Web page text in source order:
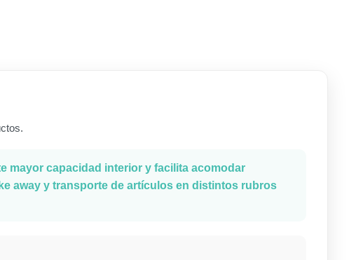
mayor capacidad interior y facilita acomodar
away y transporte de artículos en distintos rubros